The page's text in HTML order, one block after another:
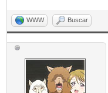
WWW Buscar